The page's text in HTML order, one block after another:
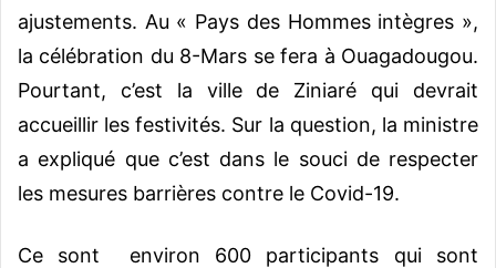
ajustements. Au « Pays des Hommes intègres »,
la célébration du 8-Mars se fera à Ouagadougou.
Pourtant, c’est la ville de Ziniaré qui devrait
accueillir les festivités. Sur la question, la ministre
a expliqué que c’est dans le souci de respecter
les mesures barrières contre le Covid-19.
Ce sont environ 600 participants qui sont